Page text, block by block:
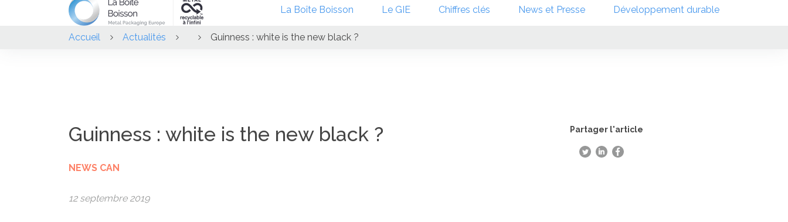
La Boîte Boisson Le GIE Chiffres clés News et Presse Développement durable
Accueil Actualités Guinness : white is the new black ?
Guinness : white is the new black ?
NEWS CAN
12 septembre 2019
Partager l'article